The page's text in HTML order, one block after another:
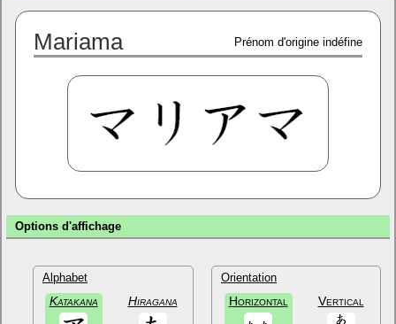
Mariama Prénom d'origine indéfine
Options d'affichage
Alphabet
Katakana Hiragana
Orientation
Horizontal Vertical